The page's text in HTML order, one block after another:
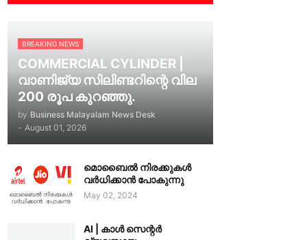
BREAKING NEWS
COMMERCIAL CYLINDER |
വാണിജ്യ സിലിണ്ടറിന്റെ വില
200 രൂപ കുറഞ്ഞു.
by Business Malayalam News Desk
- August 01, 2026
മൊബൈൽ നിരക്കുകൾ
വർധിക്കാൻ പോകുന്നു
May 02, 2024
AI | കാൾ സെന്റർ